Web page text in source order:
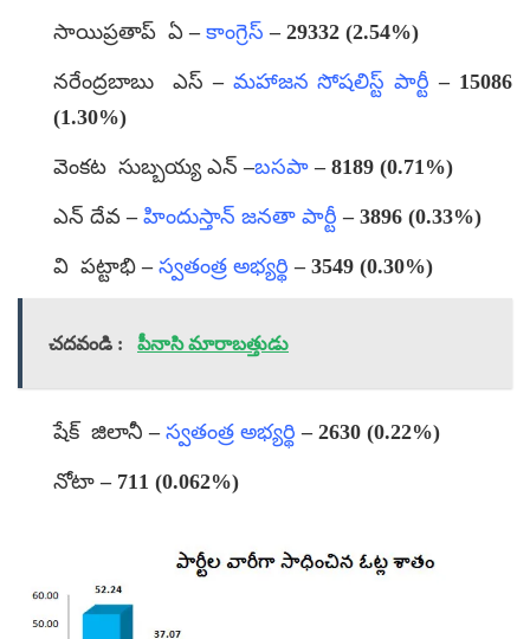
సాయిప్రతాప్ ఏ – కాంగ్రెస్ – 29332 (2.54%)
నరేంద్రబాబు ఎస్ – మహాజన సోషలిస్ట్ పార్టీ – 15086
(1.30%)
వెంకట సుబ్బయ్య ఎన్ –బసపా – 8189 (0.71%)
ఎన్ దేవ – హిందుస్తాన్ జనతా పార్టీ – 3896 (0.33%)
వి పట్టాభి – స్వతంత్ర అభ్యర్థి – 3549 (0.30%)
చదవండి : పీనాసి మారాబత్తుడు
షేక్ జిలానీ – స్వతంత్ర అభ్యర్థి – 2630 (0.22%)
నోటా – 711 (0.062%)